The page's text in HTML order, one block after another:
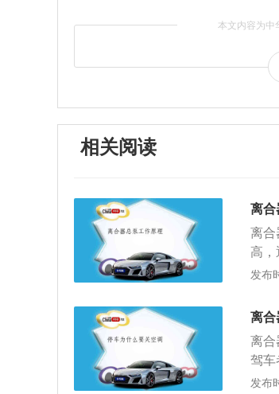
本文内容为中
相关阅读
离合
离合
高，
者松
换成
承
器助
机械
离合
发布
离合
离合
驾车
迫使
发布